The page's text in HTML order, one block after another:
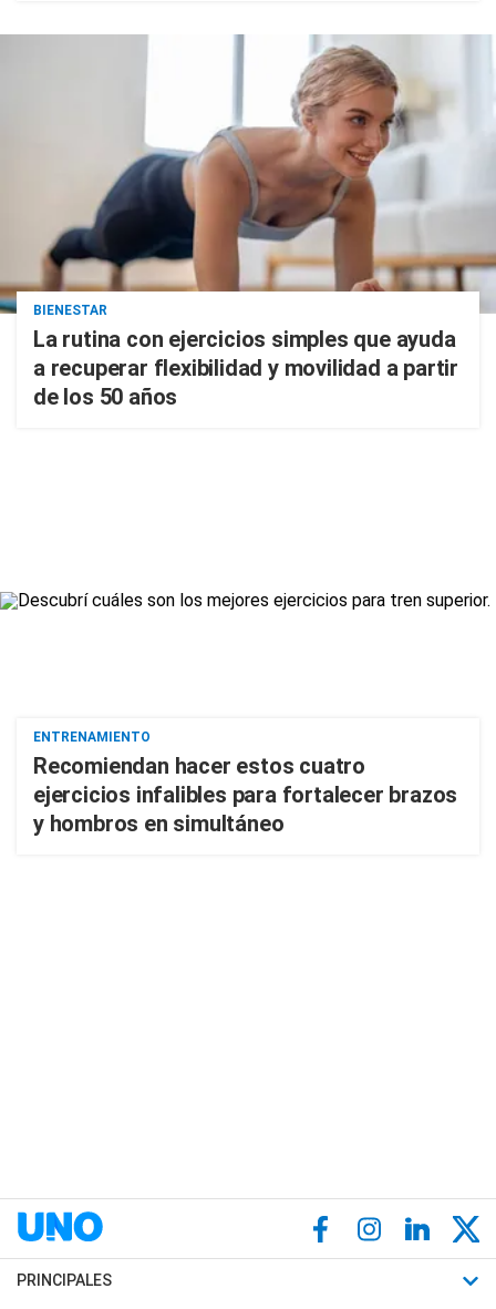
BIENESTAR
La rutina con ejercicios simples que ayuda
a recuperar flexibilidad y movilidad a partir
de los 50 años
ENTRENAMIENTO
Recomiendan hacer estos cuatro
ejercicios infalibles para fortalecer brazos
y hombros en simultáneo
PRINCIPALES